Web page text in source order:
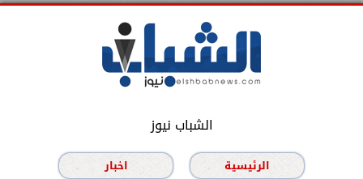
الشباب نيوز
الرئيسية
اخبار